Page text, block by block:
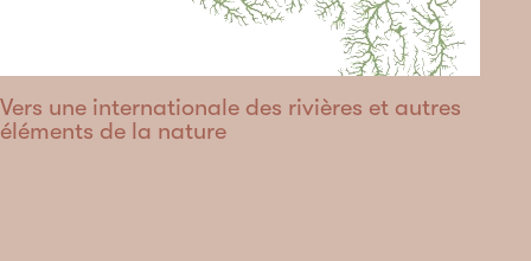
Vers une internationale des rivières et autres
éléments de la nature